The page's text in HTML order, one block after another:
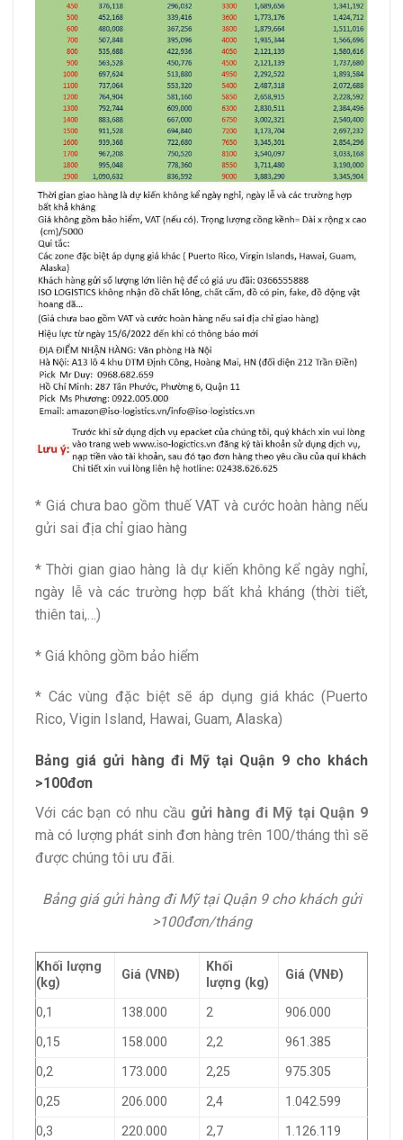
* Giá chưa bao gồm thuế VAT và cước hoàn hàng nếu
gửi sai địa chỉ giao hàng
* Thời gian giao hàng là dự kiến không kể ngày nghỉ,
ngày lễ và các trường hợp bất khả kháng (thời tiết,
thiên tai,…)
* Giá không gồm bảo hiểm
* Các vùng đặc biệt sẽ áp dụng giá khác (Puerto
Rico, Vigin Island, Hawai, Guam, Alaska)
Bảng giá gửi hàng đi Mỹ tại Quận 9 cho khách
>100đơn
Với các bạn có nhu cầu gửi hàng đi Mỹ tại Quận 9
mà có lượng phát sinh đơn hàng trên 100/tháng thì sẽ
được chúng tôi ưu đãi.
Bảng giá gửi hàng đi Mỹ tại Quận 9 cho khách gửi
>100đơn/tháng
Khối lượng
(kg)
Giá (VNĐ)
Khối
lượng (kg)
Giá (VNĐ)
0,1 138.000 2
906.000
0,15
158.000 2,2
961.385
0,2
173.000 2,25
975.305
0,25
206.000 2,4
1.042.599
0,3
220.000 2,7
1.126.119